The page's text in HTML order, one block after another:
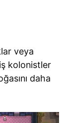
veya
kolonistler
daha